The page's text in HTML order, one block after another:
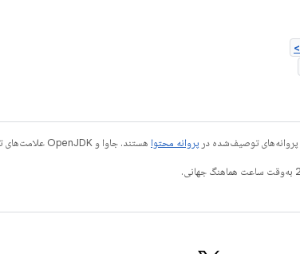
توصیف‌شده در پروانه محتوا هستند. جاوا و OpenJDK علامت‌های تجاری یا علامت‌های تجاری ثبت‌شده Oracle و/یا وابسته‌های آن هستند.